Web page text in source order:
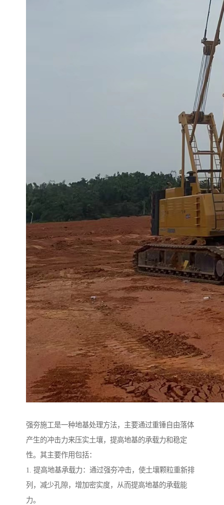
强夯施工是一种地基处理方法，主要通过重锤自由落体
产生的冲击力来压实土壤，提高地基的承载力和稳定
性。其主要作用包括：
1. 提高地基承载力：通过强夯冲击，使土壤颗粒重新排
列，减少孔隙，增加密实度，从而提高地基的承载能
力。